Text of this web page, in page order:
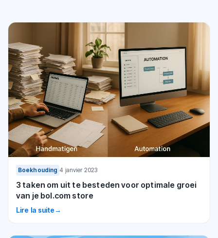
Boekhouding 4 janvier 2023
3 taken om uit te besteden voor optimale groei
van je bol.com store
Lire la suite→